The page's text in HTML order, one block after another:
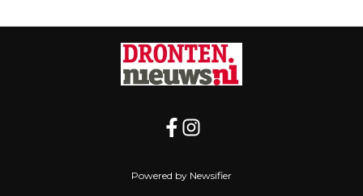
Powered by Newsifier